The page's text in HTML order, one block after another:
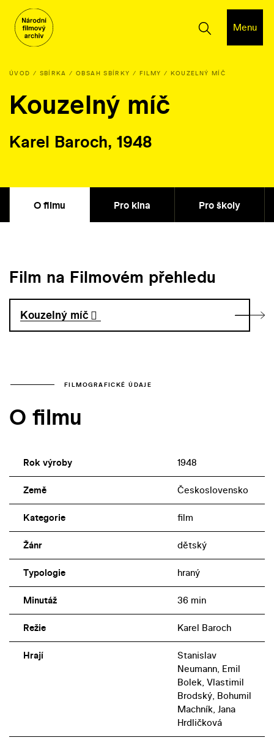
Menu
ÚVOD SBÍRKA OBSAH SBÍRKY FILMY KOUZELNÝ MÍČ
Kouzelný míč
Karel Baroch, 1948
O filmu Pro kina Pro školy
Film na Filmovém přehledu
Kouzelný míč
FILMOGRAFICKÉ ÚDAJE
O filmu
Rok výroby 1948
Země Československo
Kategorie film
Žánr dětský
Typologie hraný
Minutáž 36 min
Režie Karel Baroch
Hrají
Stanislav
Neumann, Emil
Bolek, Vlastimil
Brodský, Bohumil
Machník, Jana
Hrdličková